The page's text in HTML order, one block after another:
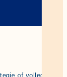
of volledige